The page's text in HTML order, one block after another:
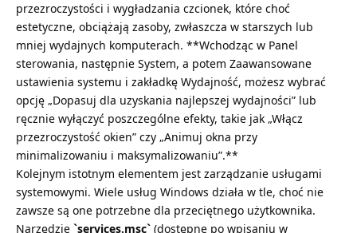
przezroczystości i wygładzania czcionek, które choć
estetyczne, obciążają zasoby, zwłaszcza w starszych lub
mniej wydajnych komputerach. **Wchodząc w Panel
sterowania, następnie System, a potem Zaawansowane
ustawienia systemu i zakładkę Wydajność, możesz wybrać
opcję „Dopasuj dla uzyskania najlepszej wydajności” lub
ręcznie wyłączyć poszczególne efekty, takie jak „Włącz
przezroczystość okien” czy „Animuj okna przy
minimalizowaniu i maksymalizowaniu”.**
Kolejnym istotnym elementem jest zarządzanie usługami
systemowymi. Wiele usług Windows działa w tle, choć nie
zawsze są one potrzebne dla przeciętnego użytkownika.
Narzędzie `services.msc` (dostępne po wpisaniu w